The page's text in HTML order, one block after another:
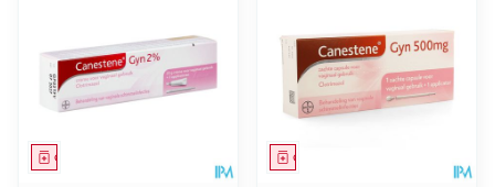
Geneesmiddel Geneesmiddel